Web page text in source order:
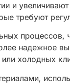
и
требуют
процессов,
надежное
холодных